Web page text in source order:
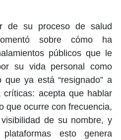
de su proceso de salud
sobre cómo ha
públicos que le
su vida personal como
que ya está “resignado” a
críticas: acepta que hablar
que ocurre con frecuencia,
de su nombre, y
esto genera